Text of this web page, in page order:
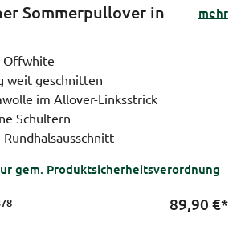
Sommerpullover in
mehr
Offwhite
weit geschnitten
im Allover-Linksstrick
Schultern
gem. Produktsicherheitsverordnung
89,90 €*